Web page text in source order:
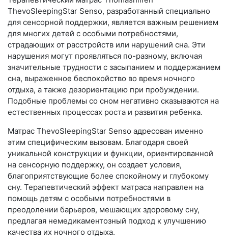
ThevoSleepingStar Senso, разработанный специально
для сенсорной поддержки, является важным решением
для многих детей с особыми потребностями,
страдающих от расстройств или нарушений сна. Эти
нарушения могут проявляться по-разному, включая
значительные трудности с засыпанием и поддержанием
сна, выраженное беспокойство во время ночного
отдыха, а также дезориентацию при пробуждении.
Подобные проблемы со сном негативно сказываются на
естественных процессах роста и развития ребенка.
Матрас ThevoSleepingStar Senso адресован именно
этим специфическим вызовам. Благодаря своей
уникальной конструкции и функции, ориентированной
на сенсорную поддержку, он создает условия,
благоприятствующие более спокойному и глубокому
сну. Терапевтический эффект матраса направлен на
помощь детям с особыми потребностями в
преодолении барьеров, мешающих здоровому сну,
предлагая немедикаментозный подход к улучшению
качества их ночного отдыха.